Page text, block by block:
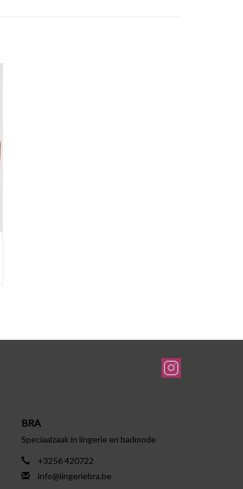
BRA
Speciaalzaak in lingerie en badmode
+3256 420722
info@lingeriebra.be